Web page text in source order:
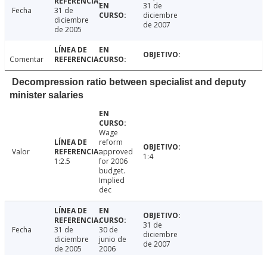
Fecha
31 de
diciembre
de 2005
31 de
diciembre
de 2007
Comentar
Decompression ratio between specialist and deputy
minister salaries
Valor
1:2.5
Wage
reform
approved
for 2006
budget.
Implied
dec
1:4
Fecha
31 de
diciembre
de 2005
30 de
junio de
2006
31 de
diciembre
de 2007